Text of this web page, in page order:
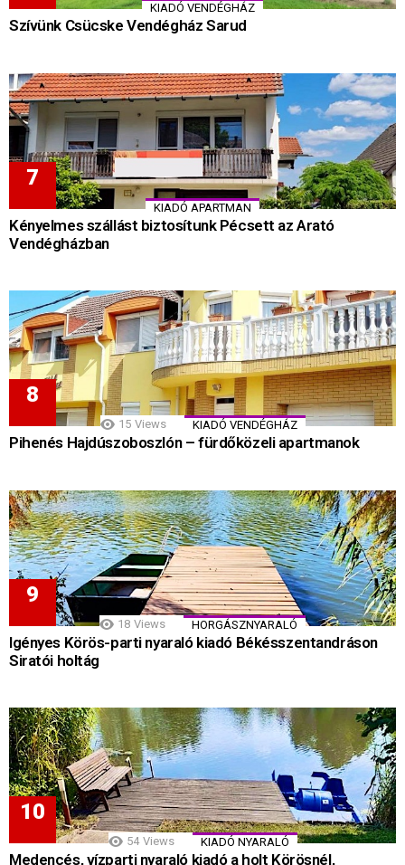
KIADÓ VENDÉGHÁZ
Szívünk Csücske Vendégház Sarud
KIADÓ APARTMAN
Kényelmes szállást biztosítunk Pécsett az Arató
Vendégházban
15 Views KIADÓ VENDÉGHÁZ
Pihenés Hajdúszoboszlón – fürdőközeli apartmanok
18 Views HORGÁSZNYARALÓ
Igényes Körös-parti nyaraló kiadó Békésszentandráson
Siratói holtág
54 Views KIADÓ NYARALÓ
Medencés, vízparti nyaraló kiadó a holt Körösnél,